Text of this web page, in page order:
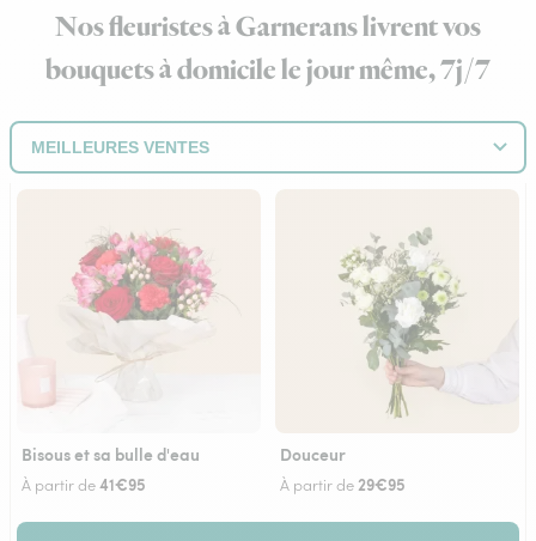
Nos fleuristes à Garnerans livrent vos
bouquets à domicile le jour même, 7j/7
Bisous et sa bulle d'eau
À partir de41€95
Douceur
À partir de 29€95